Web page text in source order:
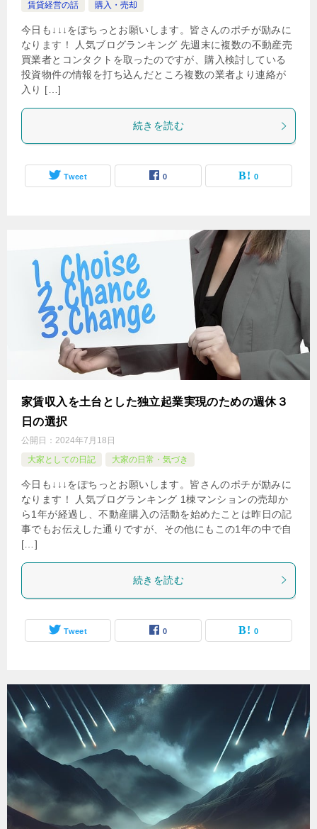
賃貸経営の話 購入・売却
今日も↓↓↓をぽちっとお願いします。皆さんのポチが励みに
なります！ 人気ブログランキング 先週末に複数の不動産売
買業者とコンタクトを取ったのですが、購入検討している
投資物件の情報を打ち込んだところ複数の業者より連絡が
入り […]
続きを読む
Tweet 0 0
家賃収入を土台とした独立起業実現のための週休３
日の選択
公開日： 2024年7月18日
大家としての日記
大家の日常・気づき
今日も↓↓↓をぽちっとお願いします。皆さんのポチが励みに
なります！ 人気ブログランキング 1棟マンションの売却か
ら1年が経過し、不動産購入の活動を始めたことは昨日の記
事でもお伝えした通りですが、その他にもこの1年の中で自
[…]
続きを読む
Tweet 0 0